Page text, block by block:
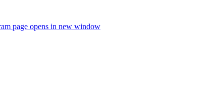
page opens in new window